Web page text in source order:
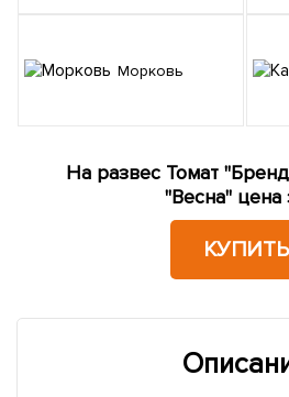
Морковь
На развес Томат
"Весна" цена
КУПИТЬ